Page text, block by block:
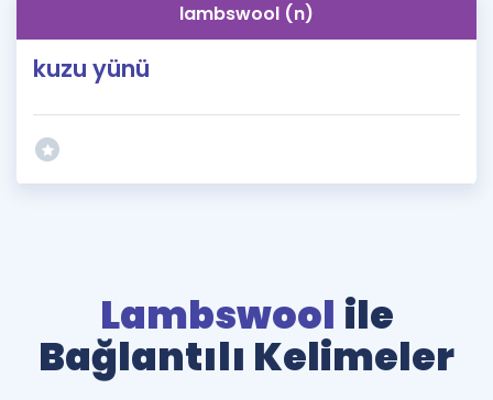
İngilizce Gramerlambswool (n)
kuzu yünü
Lambswool ile
Bağlantılı Kelimeler